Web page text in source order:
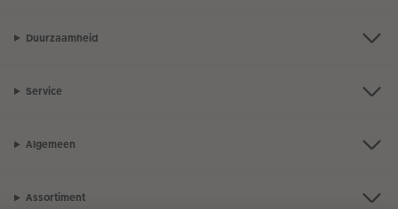
Duurzaamheid
Service
Algemeen
Assortiment